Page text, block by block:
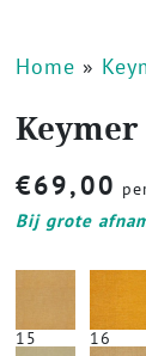
Home »
Keymer
€69,00
Bij grote
15 16